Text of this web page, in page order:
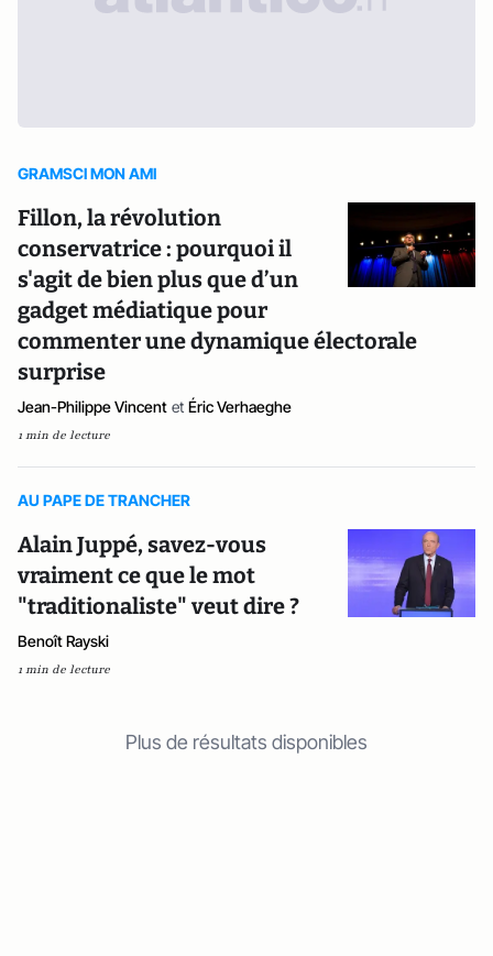
GRAMSCI MON AMI
Fillon, la révolution
conservatrice : pourquoi il
s'agit de bien plus que d’un
gadget médiatique pour
commenter une dynamique électorale
surprise
Jean-Philippe Vincent et Éric Verhaeghe
1 min de lecture
AU PAPE DE TRANCHER
Alain Juppé, savez-vous
vraiment ce que le mot
"traditionaliste" veut dire ?
Benoît Rayski
1 min de lecture
Plus de résultats disponibles